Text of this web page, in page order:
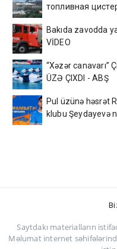
топливная
Bakıda zavodda
VİDEO
“Xəzər canavarı”
ÜZƏ ÇIXDI - ABŞ
Pul üzünə həsrət
klubu Şeydayevə
Saytdakı materialların
Məlumat internet